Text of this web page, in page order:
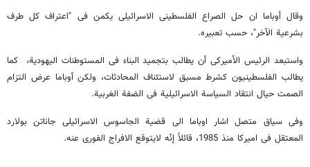
وقال أوباما ان حل الصراع الفلسطینی الاسرائیلی یکمن فی "اعتراف کل طرف
بشرعیة الآخر"، حسب تعبیره.
واستبعد الرئیس الأمیرکی أن یطالب بتجمید البناء فی المستوطنات الیهودیة، کما
یطالب الفلسطینیون کشرط مسبق لاستئناف المحادثات، ولکن أوباما عرض التزام
الصمت حیال انتقاد السیاسة الاسرائیلیة فی الضفة الغربیة.
وفی سیاق متصل اشار اوباما الى قضیة الجاسوس الاسرائیلی جاناتن بولارد
المعتقل فی امیرکا منذ 1985، قائلاً إنّه لایتوقع الافراج الفوری عنه.